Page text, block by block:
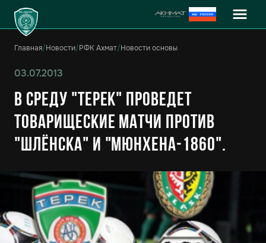
Главная/Новости/РФК Ахмат/Новости основы
03.07.2013
В среду "Терек" проведет
товарищеские матчи против
"Шлёнска" и "Мюнхена-1860".